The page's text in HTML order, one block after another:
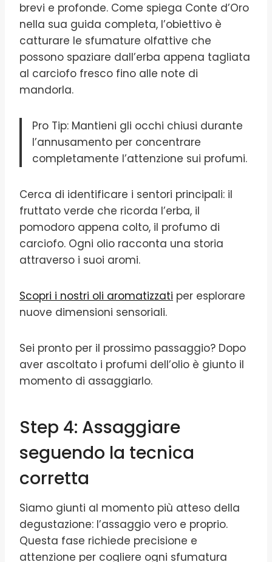
brevi e profonde. Come spiega Conte d’Oro
nella sua guida completa, l’obiettivo è
catturare le sfumature olfattive che
possono spaziare dall’erba appena tagliata
al carciofo fresco fino alle note di
mandorla.
Pro Tip: Mantieni gli occhi chiusi durante
l’annusamento per concentrare
completamente l’attenzione sui profumi.
Cerca di identificare i sentori principali: il
fruttato verde che ricorda l’erba, il
pomodoro appena colto, il profumo di
carciofo. Ogni olio racconta una storia
attraverso i suoi aromi.
Scopri i nostri oli aromatizzati per esplorare
nuove dimensioni sensoriali.
Sei pronto per il prossimo passaggio? Dopo
aver ascoltato i profumi dell’olio è giunto il
momento di assaggiarlo.
Step 4: Assaggiare
seguendo la tecnica
corretta
Siamo giunti al momento più atteso della
degustazione: l’assaggio vero e proprio.
Questa fase richiede precisione e
attenzione per cogliere ogni sfumatura